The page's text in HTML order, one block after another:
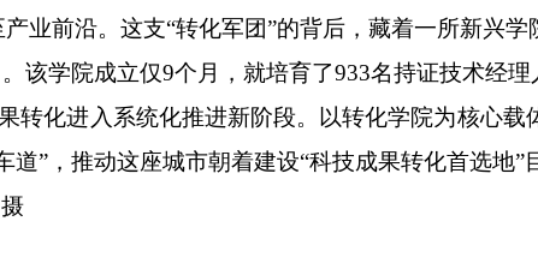
业前沿。这支“转化军团”的背后，藏着一所新兴
该学院成立仅9个月，就培育了933名持证技术经理
化进入系统化推进新阶段。以转化学院为核心载
”，推动这座城市朝着建设“科技成果转化首选地”